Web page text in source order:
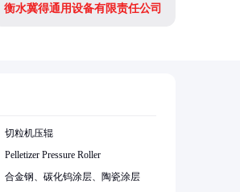
衡水冀得通用设备有限责任公司
切粒机压辊
Pelletizer Pressure Roller
合金钢、碳化钨涂层、陶瓷涂层